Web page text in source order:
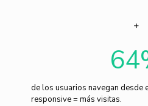
64
de los usuarios navegan desde
responsive = más visitas.